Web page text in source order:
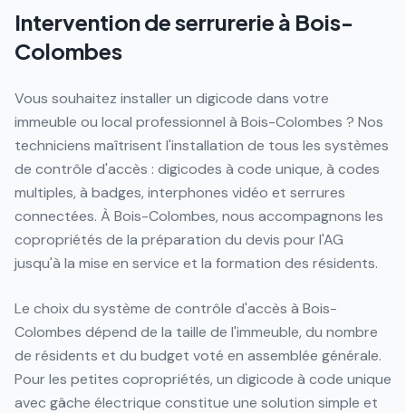
Intervention de serrurerie à Bois-
Colombes
Vous souhaitez installer un digicode dans votre
immeuble ou local professionnel à Bois-Colombes ? Nos
techniciens maîtrisent l'installation de tous les systèmes
de contrôle d'accès : digicodes à code unique, à codes
multiples, à badges, interphones vidéo et serrures
connectées. À Bois-Colombes, nous accompagnons les
copropriétés de la préparation du devis pour l'AG
jusqu'à la mise en service et la formation des résidents.
Le choix du système de contrôle d'accès à Bois-
Colombes dépend de la taille de l'immeuble, du nombre
de résidents et du budget voté en assemblée générale.
Pour les petites copropriétés, un digicode à code unique
avec gâche électrique constitue une solution simple et